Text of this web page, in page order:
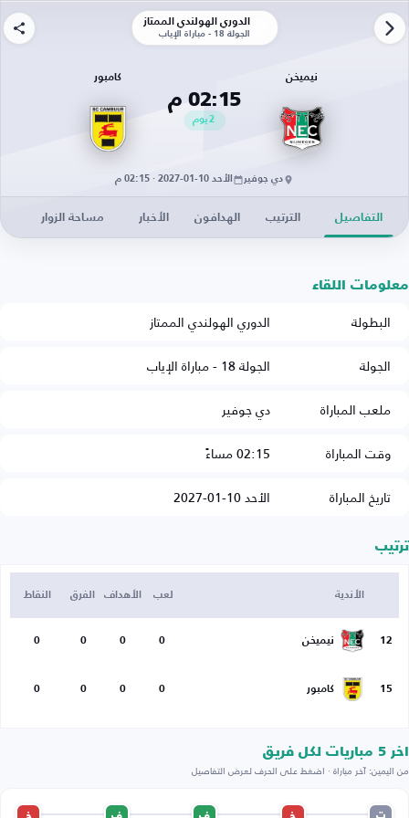
الدوري الهولندي الممتاز
الجولة 18 - مباراة الإياب
نيميخن
02:15 م
2يوم
كامبور
دي جوفير الأحد 10-01-2027 · 02:15 م
التفاصيل الترتيب الهدافون الأخبار مساحة الزوار
معلومات اللقاء
البطولة
الدوري الهولندي الممتاز
الجولة
الجولة 18 - مباراة الإياب
ملعب المباراة
دي جوفير
وقت المباراة
02:15 مساءً
تاريخ المباراة
الأحد 10-01-2027
ترتيب
الأندية لعب الأهداف الفرق النقاط
12 نيميخن 0
0
0
0
15 كامبور 0
0
0
0
اخر 5 مباريات لكل فريق
من اليمين: آخر مباراة · اضغط على الحرف لعرض التفاصيل